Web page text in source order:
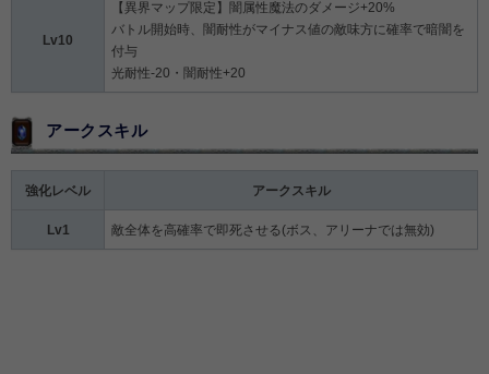
Lv10
【異界マップ限定】闇属性魔法のダメージ+20%
バトル開始時、闇耐性がマイナス値の敵味方に確率で暗闇を
付与
光耐性-20・闇耐性+20
アークスキル
強化レベル アークスキル
Lv1 敵全体を高確率で即死させる(ボス、アリーナでは無効)